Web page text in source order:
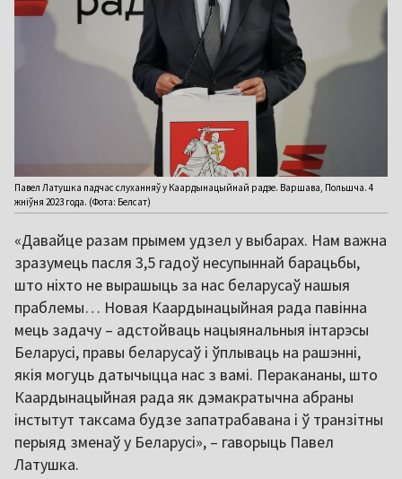
Павел Латушка падчас слуханняў у Каардынацыйнай радзе. Варшава, Польшча. 4
жніўня 2023 года. (Фота: Белсат)
«Давайце разам прымем удзел у выбарах. Нам важна
зразумець пасля 3,5 гадоў несупыннай барацьбы,
што ніхто не вырашыць за нас беларусаў нашыя
праблемы… Новая Каардынацыйная рада павінна
мець задачу – адстойваць нацыянальныя інтарэсы
Беларусі, правы беларусаў і ўплываць на рашэнні,
якія могуць датычыцца нас з вамі. Перакананы, што
Каардынацыйная рада як дэмакратычна абраны
інстытут таксама будзе запатрабавана і ў транзітны
перыяд зменаў у Беларусі», – гаворыць Павел
Латушка.